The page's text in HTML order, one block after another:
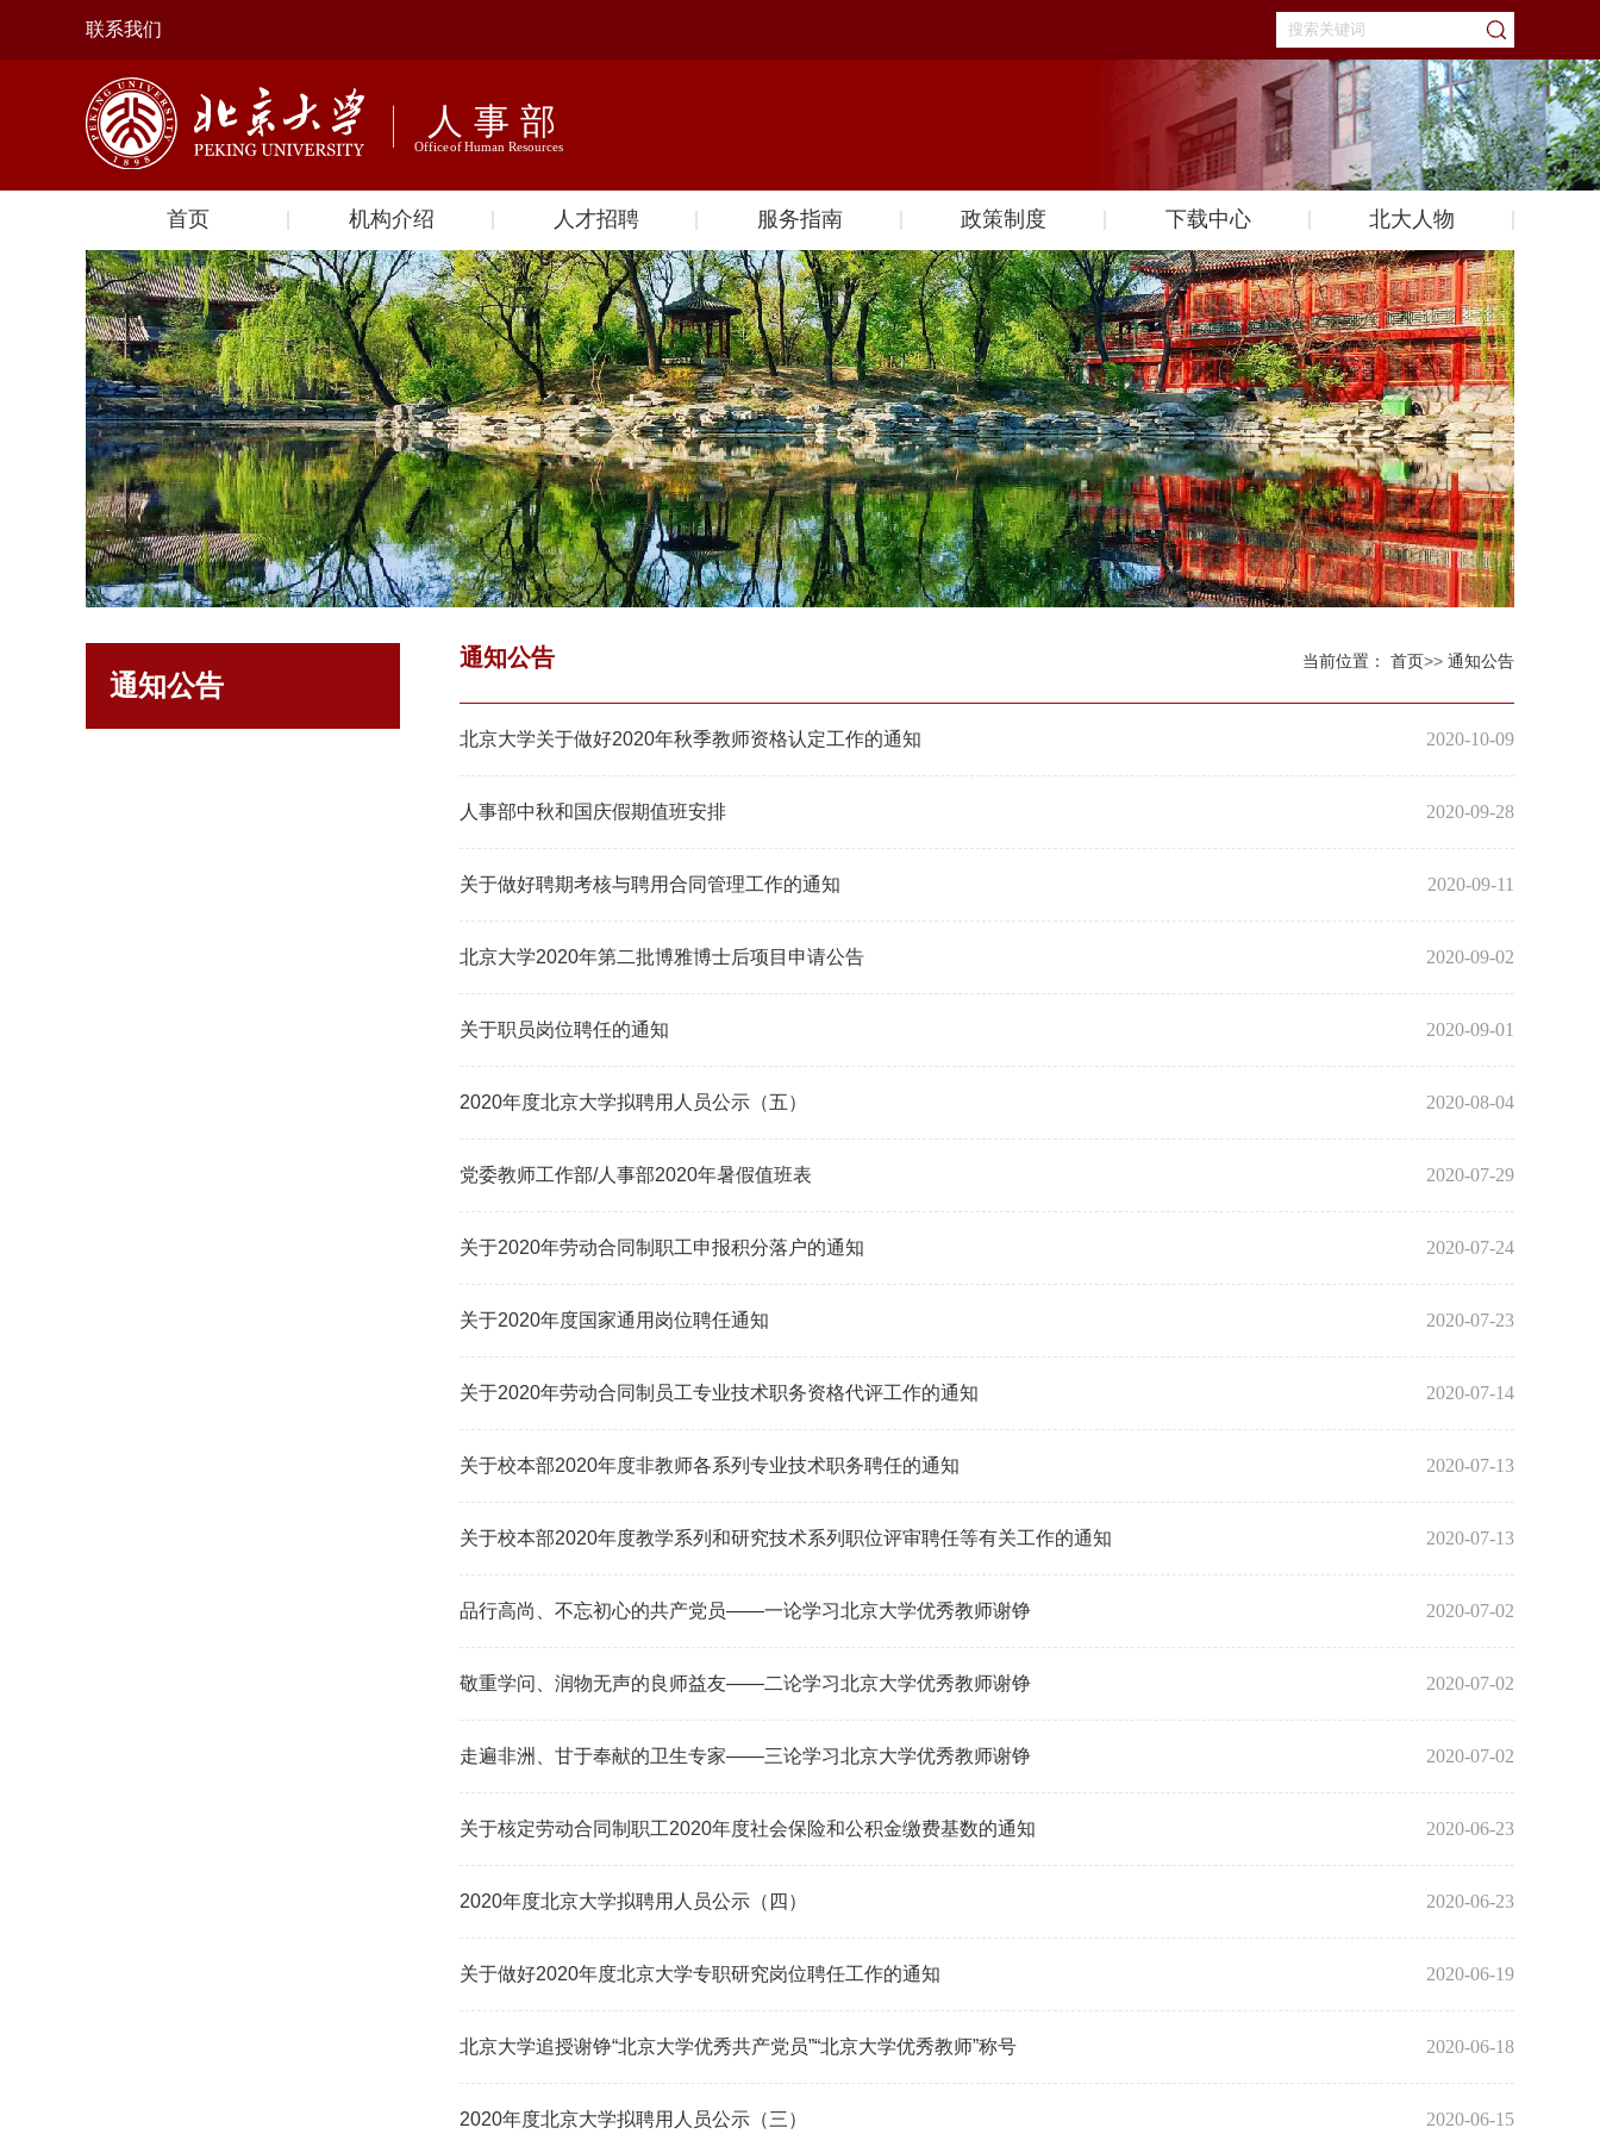
联系我们
首页 机构介绍 人才招聘 服务指南 政策制度 下载中心 北大人物
通知公告
通知公告 当前位置： 首页>> 通知公告
2020-10-09
北京大学关于做好2020年秋季教师资格认定工作的通知
2020-09-28
人事部中秋和国庆假期值班安排
2020-09-11
关于做好聘期考核与聘用合同管理工作的通知
2020-09-02
北京大学2020年第二批博雅博士后项目申请公告
2020-09-01
关于职员岗位聘任的通知
2020-08-04
2020年度北京大学拟聘用人员公示（五）
2020-07-29
党委教师工作部/人事部2020年暑假值班表
2020-07-24
关于2020年劳动合同制职工申报积分落户的通知
2020-07-23
关于2020年度国家通用岗位聘任通知
2020-07-14
关于2020年劳动合同制员工专业技术职务资格代评工作的通知
2020-07-13
关于校本部2020年度非教师各系列专业技术职务聘任的通知
2020-07-13
关于校本部2020年度教学系列和研究技术系列职位评审聘任等有关工作的通知
2020-07-02
品行高尚、不忘初心的共产党员——一论学习北京大学优秀教师谢铮
2020-07-02
敬重学问、润物无声的良师益友——二论学习北京大学优秀教师谢铮
2020-07-02
走遍非洲、甘于奉献的卫生专家——三论学习北京大学优秀教师谢铮
2020-06-23
关于核定劳动合同制职工2020年度社会保险和公积金缴费基数的通知
2020-06-23
2020年度北京大学拟聘用人员公示（四）
2020-06-19
关于做好2020年度北京大学专职研究岗位聘任工作的通知
2020-06-18
北京大学追授谢铮“北京大学优秀共产党员”“北京大学优秀教师”称号
2020-06-15
2020年度北京大学拟聘用人员公示（三）